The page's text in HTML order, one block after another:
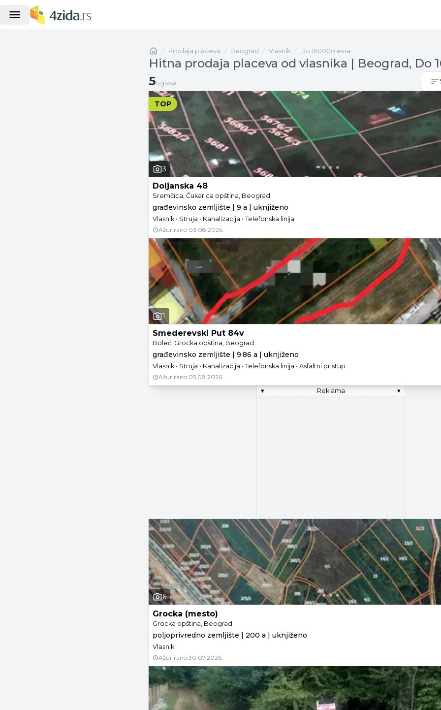
Naslovnaprodaja placeva Beograd vlasnik Do 160000 evra
Hitna prodaja placeva od vlasnika | Beograd, Do
5 oglasa
5oglasa
TOP
3
Doljanska 48
Sremčica, Čukarica opština, Beograd
građevinsko zemljište | 9 a | uknjiženo
Vlasnik • Struja • Kanalizacija • Telefonska linija
Ažurirano 03.08.2026.
1
Smederevski Put 84v
Boleč, Grocka opština, Beograd
građevinsko zemljište | 9.86 a | uknjiženo
Vlasnik • Struja • Kanalizacija • Telefonska linija • Asfaltni pristup
Ažurirano 05.08.2026.
▾
Reklama ▾
6
Grocka (mesto)
Grocka opština, Beograd
poljoprivredno zemljište | 200 a | uknjiženo
Vlasnik
Ažurirano 30.07.2026.